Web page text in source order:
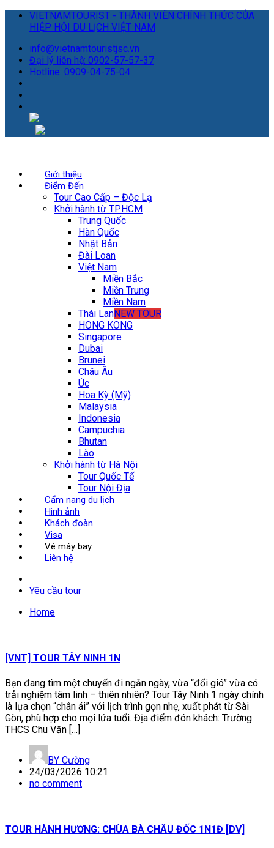
VIETNAMTOURIST - THÀNH VIÊN CHÍNH THỨC CỦA
HIỆP HỘI DU LỊCH VIỆT NAM
info@vietnamtouristjsc.vn
Đại lý liên hệ: 0902-57-57-37
Hotline: 0909-04-75-04
Giới thiệu
Điểm Đến
Tour Cao Cấp – Độc Lạ
Khởi hành từ TP.HCM
Trung Quốc
Hàn Quốc
Nhật Bản
Đài Loan
Việt Nam
Miền Bắc
Miền Trung
Miền Nam
Thái LanNEW TOUR
HONG KONG
Singapore
Dubai
Brunei
Châu Âu
Úc
Hoa Kỳ (Mỹ)
Malaysia
Indonesia
Campuchia
Bhutan
Lào
Khởi hành từ Hà Nội
Tour Quốc Tế
Tour Nội Địa
Cẩm nang du lịch
Hình ảnh
Khách đoàn
Visa
Vé máy bay
Liên hệ
Yêu cầu tour
Home
[VNT] TOUR TÂY NINH 1N
Bạn đang tìm một chuyến đi ngắn ngày, vừa “đổi gió” vừa có
trải nghiệm tâm linh – thiên nhiên? Tour Tây Ninh 1 ngày chính
là lựa chọn “chân ái” với lịch trình gọn nhẹ, xuất phát từ Sài
Gòn, phù hợp cho mọi lứa tuổi. Địa điểm đón khách: Trường
THCS Chu Văn […]
BY Cường
24/03/2026 10:21
no comment
TOUR HÀNH HƯƠNG: CHÙA BÀ CHÂU ĐỐC 1N1Đ [DV]